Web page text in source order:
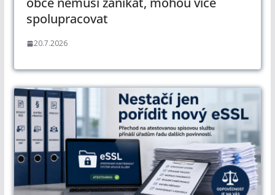
spolupracovat
20.7.2026